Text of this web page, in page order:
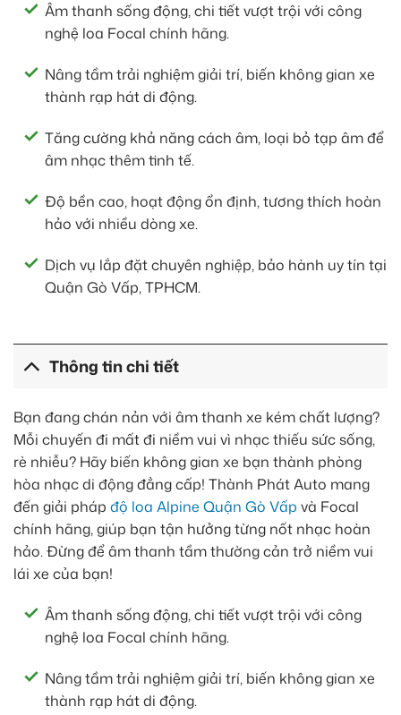
Âm thanh sống động, chi tiết vượt trội với công
nghệ loa Focal chính hãng.
Nâng tầm trải nghiệm giải trí, biến không gian xe
thành rạp hát di động.
Tăng cường khả năng cách âm, loại bỏ tạp âm để
âm nhạc thêm tinh tế.
Độ bền cao, hoạt động ổn định, tương thích hoàn
hảo với nhiều dòng xe.
Dịch vụ lắp đặt chuyên nghiệp, bảo hành uy tín tại
Quận Gò Vấp, TPHCM.
Thông tin chi tiết
Bạn đang chán nản với âm thanh xe kém chất lượng?
Mỗi chuyến đi mất đi niềm vui vì nhạc thiếu sức sống,
rè nhiễu? Hãy biến không gian xe bạn thành phòng
hòa nhạc di động đẳng cấp! Thành Phát Auto mang
đến giải pháp độ loa Alpine Quận Gò Vấp và Focal
chính hãng, giúp bạn tận hưởng từng nốt nhạc hoàn
hảo. Đừng để âm thanh tầm thường cản trở niềm vui
lái xe của bạn!
Âm thanh sống động, chi tiết vượt trội với công
nghệ loa Focal chính hãng.
Nâng tầm trải nghiệm giải trí, biến không gian xe
thành rạp hát di động.